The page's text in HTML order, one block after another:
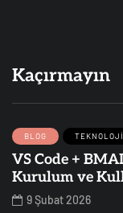
Kaçırmayın
BLOG TEKNOLOJI
VS Code +
Kurulum ve
9 Şubat 2026